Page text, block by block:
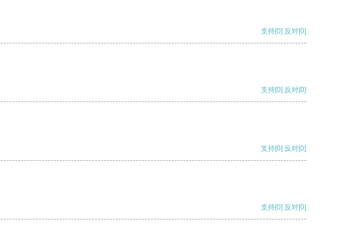
支持[0] 反对[0]
支持[0] 反对[0]
支持[0] 反对[0]
支持[0] 反对[0]